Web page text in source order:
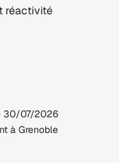
réactivité
30/07/2026
à Grenoble